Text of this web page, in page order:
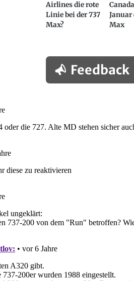
Airlines die rote
Linie bei der 737
Max?
Januar
Max
Feedback